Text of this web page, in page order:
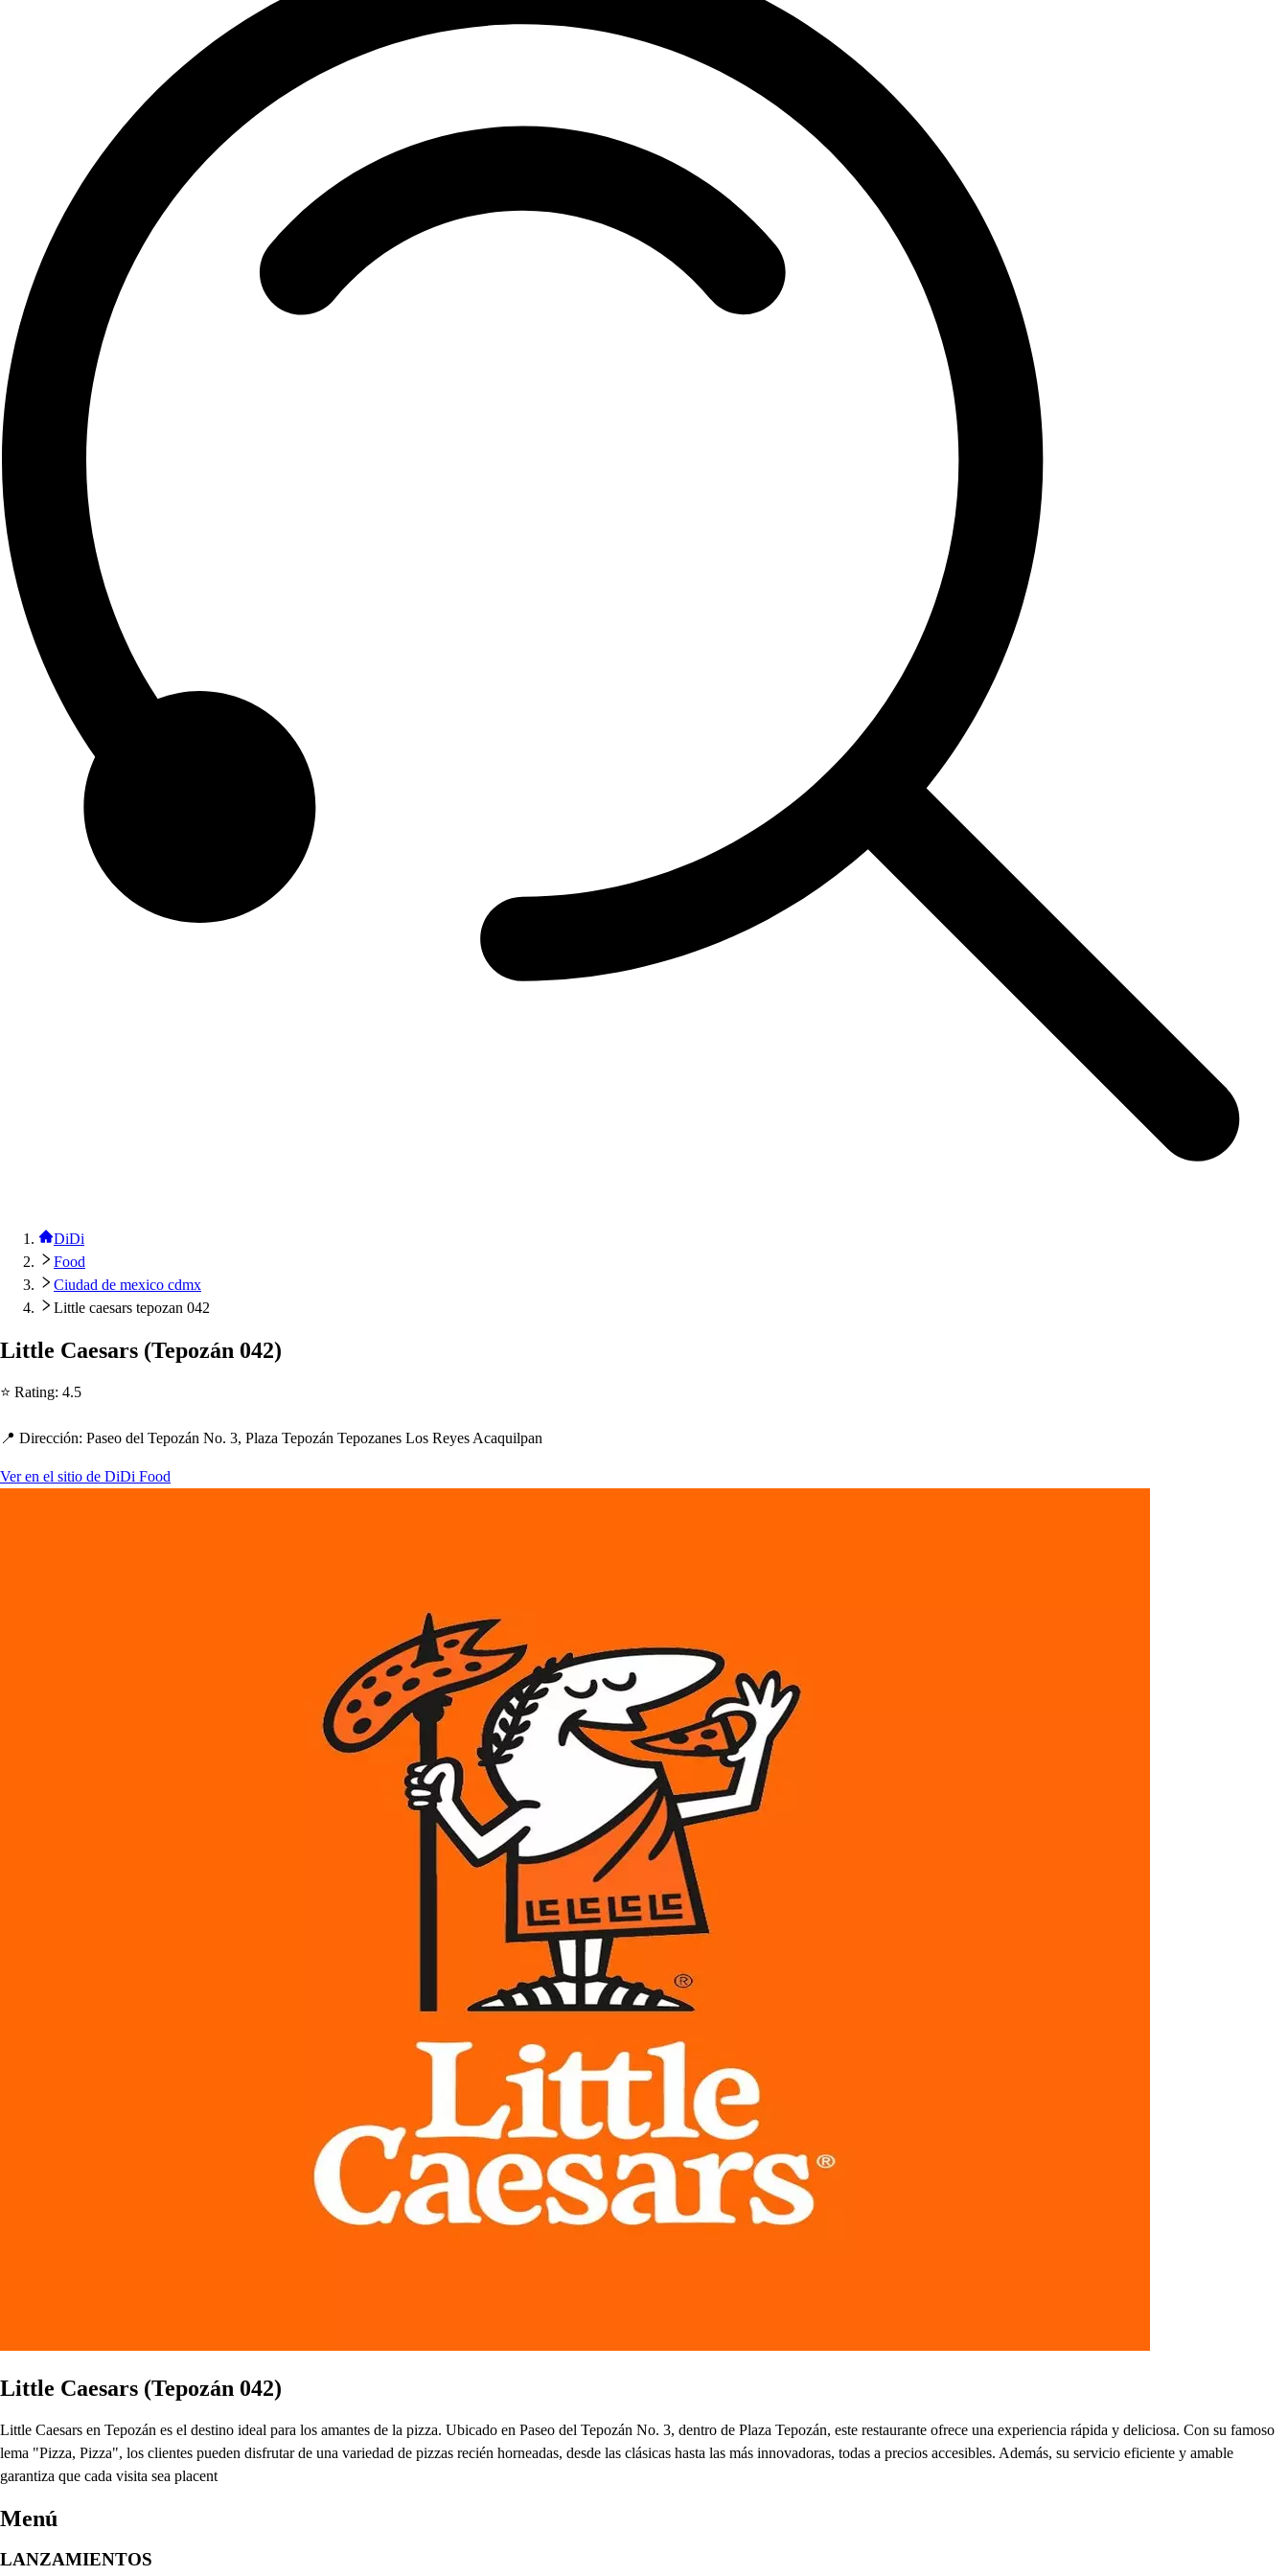
DiDi
Food
Ciudad de mexico cdmx
Little caesars tepozan 042
Little Caesars (Tepozán 042)
⭐ Rating: 4.5
📍 Dirección: Paseo del Tepozán No. 3, Plaza Tepozán Tepozanes Los Reyes Acaquilpan
Ver en el sitio de DiDi Food
Little Caesars (Tepozán 042)
Little Caesars en Tepozán es el destino ideal para los amantes de la pizza. Ubicado en Paseo del Tepozán No. 3, dentro de Plaza Tepozán, este restaurante ofrece una experiencia rápida y deliciosa. Con su famoso
lema "Pizza, Pizza", los clientes pueden disfrutar de una variedad de pizzas recién horneadas, desde las clásicas hasta las más innovadoras, todas a precios accesibles. Además, su servicio eficiente y amable
garantiza que cada visita sea placent
Menú
LANZAMIENTOS